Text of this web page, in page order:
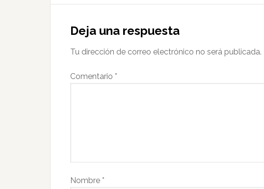
Deja una respuesta
Tu dirección de correo electrónico no será publicada.
Comentario *
Nombre *